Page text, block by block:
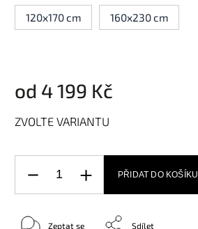
120x170 cm
160x230 cm
od 4 199 Kč
ZVOLTE VARIANTU
PŘIDAT DO KOŠÍKU
Zeptat se Sdílet